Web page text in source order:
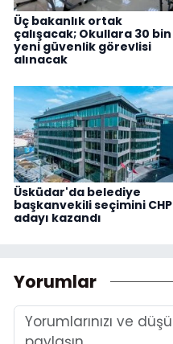
Üç bakanlık ortak
çalışacak; Okullara 30 bin
yeni güvenlik görevlisi
alınacak
Üsküdar'da belediye
başkanvekili seçimini CHP
adayı kazandı
Yorumlar